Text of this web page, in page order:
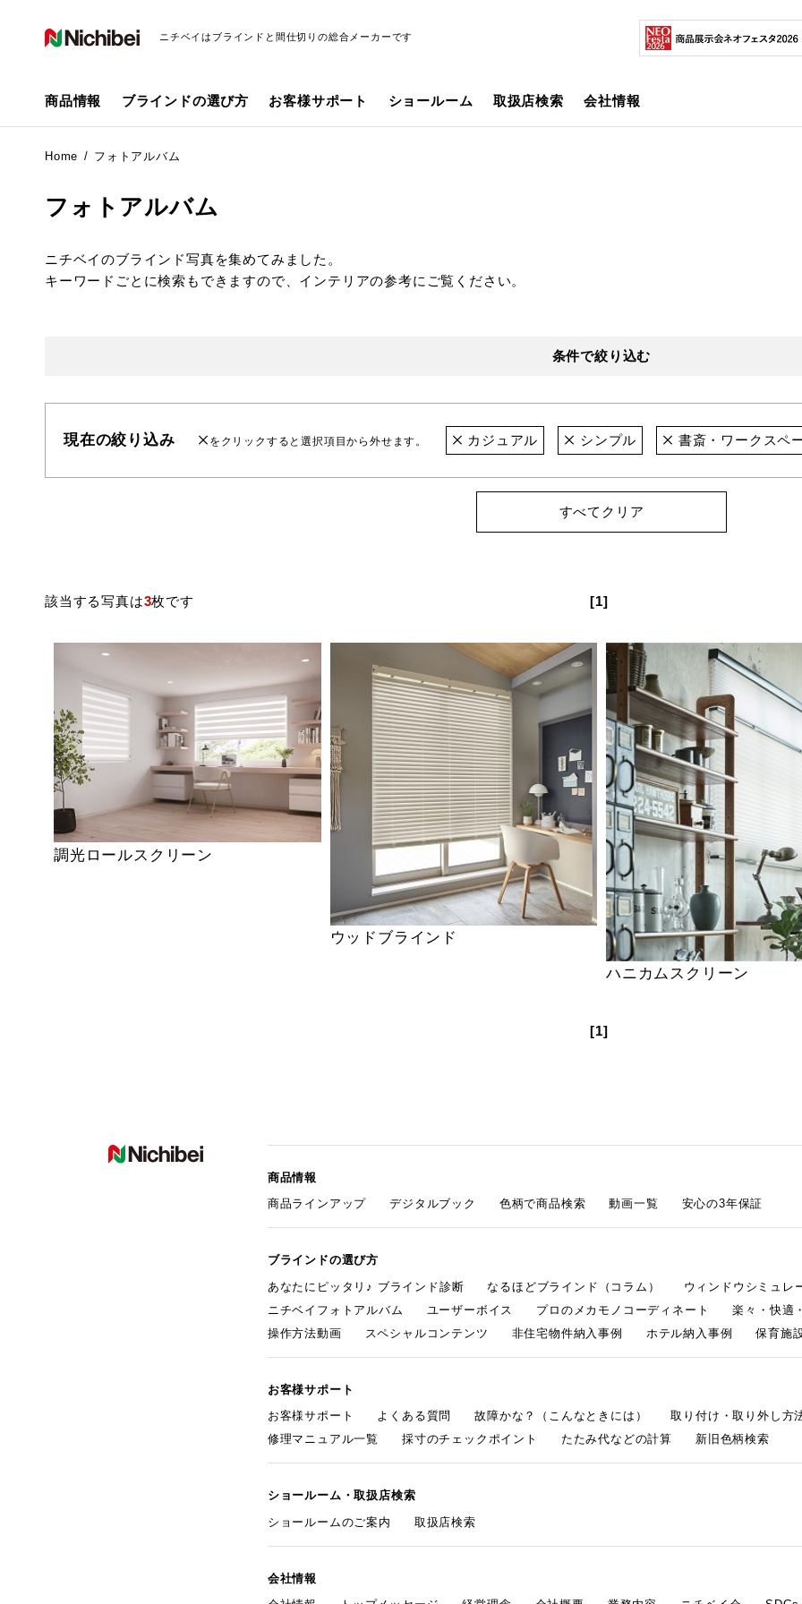
ニチベイはブラインドと間仕切りの総合メーカーです
商品情報 ブラインドの選び方 お客様サポート ショールーム 取扱店検索 会社情報
Home フォトアルバム
フォトアルバム
ニチベイのブラインド写真を集めてみました。
キーワードごとに検索もできますので、インテリアの参考にご覧ください。
条件で絞り込む
現在の絞り込み をクリックすると選択項目から外せます。 カジュアル シンプル 書斎・ワークスペ
すべてクリア
該当する写真は3枚です [1]
調光ロールスクリーン
ウッドブラインド
ハニカムスクリーン
[1]
商品情報
商品ラインアップ
デジタルブック 色柄で商品検索 動画一覧 安心の3年保証
ブラインドの選び方
あなたにピッタリ♪ ブラインド診断
なるほどブラインド（コラム）
ウィンドウシミュレ
ニチベイフォトアルバム
ユーザーボイス プロのメカモノコーディネート
楽々・快適
操作方法動画
スペシャルコンテンツ 非住宅物件納入事例 ホテル納入事例 保育施
お客様サポート
お客様サポート
よくある質問 故障かな？（こんなときには）
取り付け・取り外し方
修理マニュアル一覧
採寸のチェックポイント たたみ代などの計算 新旧色柄検索
ショールーム・取扱店検索
ショールームのご案内
取扱店検索
会社情報